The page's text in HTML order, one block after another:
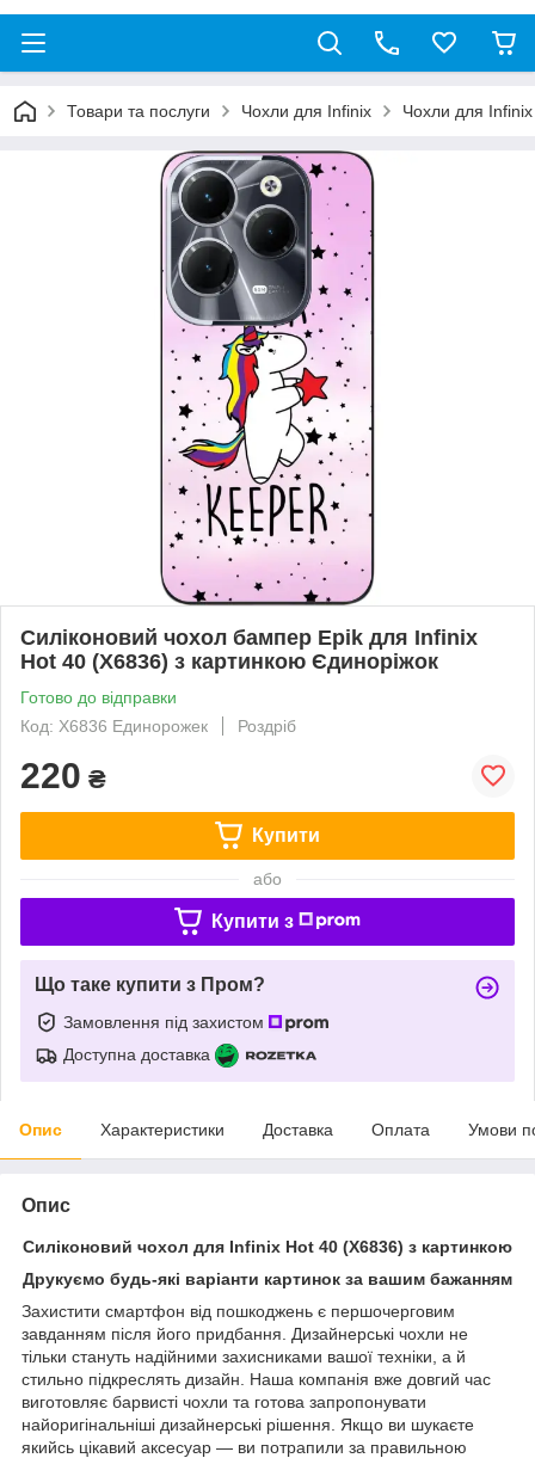
Товари та послуги Чохли для Infinix Чохли для
Силіконовий чохол бампер Epik для Infinix
Hot 40 (X6836) з картинкою Єдиноріжок
Готово до відправки
Код: X6836 Единорожек
Роздріб
220 ₴
Купити
або
Купити з
Що таке купити з Пром?
Замовлення під захистом
Доступна доставка
Опис Характеристики Доставка Оплата Умови
Опис
Силіконовий чохол для Infinix Hot 40 (X6836) з картинкою
Друкуємо будь-які варіанти картинок за вашим бажанням
Захистити смартфон від пошкоджень є першочерговим
завданням після його придбання. Дизайнерські чохли не
тільки стануть надійними захисниками вашої техніки, а й
стильно підкреслять дизайн. Наша компанія вже довгий час
виготовляє барвисті чохли та готова запропонувати
найоригінальніші дизайнерські рішення. Якщо ви шукаєте
якийсь цікавий аксесуар — ви потрапили за правильною